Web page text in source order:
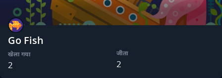
Go Fish
खेला गया
2
जीता
2